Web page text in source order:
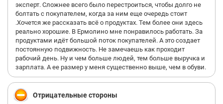
эксперт. Сложнее всего было перестроиться, чтобы долго не
болтать с покупателем, когда за ним еще очередь стоит
.Хочется же рассказать всё о продуктах. Тем более они здесь
реально хорошие. В Ермолино мне понравилось работать. За
продуктами идёт большой поток покупателей. А это создает
постоянную подвижность. Не замечаешь как проходит
рабочий день. Ну и чем больше людей, тем больше выручка и
зарплата. А ее размер у меня существенно выше, чем в обуви.
Отрицательные стороны